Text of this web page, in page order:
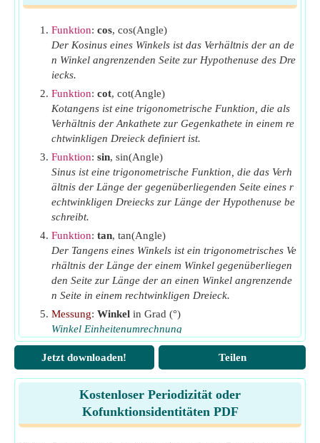
sin Sünde (pi-A)
tan(2π+A) Hellbraun (2pi A)
tan(2π-A) Hellbraun (2pi-A)
tan(3π/2+A)
tan (3π/2-A) Hellbraun (3pi/2-A)
tan(π/2+A) Tan (pi/2 A)
tan Tan (pi/2-A)
tan(π+A) Tan (pi A)
tan(π-A) Tan (pi-A)
Funktion: cos, cos(Angle)
Der Kosinus eines Winkels ist das Verhältnis der an de
n Winkel angrenzenden Seite zur Hypothenuse des Dre
iecks.
Funktion: cot, cot(Angle)
Kotangens ist eine trigonometrische Funktion, die als
Verhältnis der Ankathete zur Gegenkathete in einem re
chtwinkligen Dreieck definiert ist.
Funktion: sin, sin(Angle)
Sinus ist eine trigonometrische Funktion, die das Verh
ältnis der Länge der gegenüberliegenden Seite eines r
echtwinkligen Dreiecks zur Länge der Hypothenuse be
schreibt.
Funktion: tan, tan(Angle)
Der Tangens eines Winkels ist ein trigonometrisches Ve
rhältnis der Länge der einem Winkel gegenüberliegen
den Seite zur Länge der an einen Winkel angrenzende
n Seite in einem rechtwinkligen Dreieck.
Messung: Winkel in Grad (°)
Winkel Einheitenumrechnung
Jetzt downloaden! Teilen
Kostenloser Periodizität oder
Kofunktionsidentitäten PDF